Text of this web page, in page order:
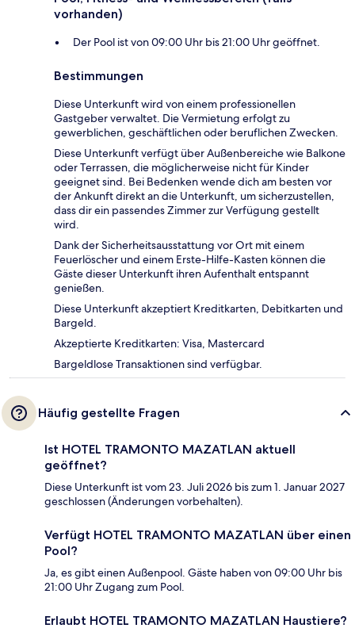
vorhanden)
Der Pool ist von 09:00 Uhr bis 21:00 Uhr geöffnet.
Bestimmungen
Diese Unterkunft wird von einem professionellen
Gastgeber verwaltet. Die Vermietung erfolgt zu
gewerblichen, geschäftlichen oder beruflichen Zwecken.
Diese Unterkunft verfügt über Außenbereiche wie Balkone
oder Terrassen, die möglicherweise nicht für Kinder
geeignet sind. Bei Bedenken wende dich am besten vor
der Ankunft direkt an die Unterkunft, um sicherzustellen,
dass dir ein passendes Zimmer zur Verfügung gestellt
wird.
Dank der Sicherheitsausstattung vor Ort mit einem
Feuerlöscher und einem Erste-Hilfe-Kasten können die
Gäste dieser Unterkunft ihren Aufenthalt entspannt
genießen.
Diese Unterkunft akzeptiert Kreditkarten, Debitkarten und
Bargeld.
Akzeptierte Kreditkarten: Visa, Mastercard
Bargeldlose Transaktionen sind verfügbar.
Häufig gestellte Fragen
Ist HOTEL TRAMONTO MAZATLAN aktuell
geöffnet?
Diese Unterkunft ist vom 23. Juli 2026 bis zum 1. Januar 2027
geschlossen (Änderungen vorbehalten).
Verfügt HOTEL TRAMONTO MAZATLAN über einen
Pool?
Ja, es gibt einen Außenpool. Gäste haben von 09:00 Uhr bis
21:00 Uhr Zugang zum Pool.
Erlaubt HOTEL TRAMONTO MAZATLAN Haustiere?